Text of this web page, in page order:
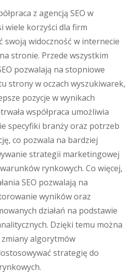
z agencją SEO w
wiele korzyści dla firm
swoją widoczność w internecie
stronie. Przede wszystkim
pozwalają na stopniowe
strony w oczach wyszukiwarek,
pozycje w wynikach
współpraca umożliwia
specyfiki branży oraz potrzeb
co pozwala na bardziej
strategii marketingowej
rynkowych. Co więcej,
SEO pozwalają na
wyników oraz
działań na podstawie
Dzięki temu można
algorytmów
strategię do